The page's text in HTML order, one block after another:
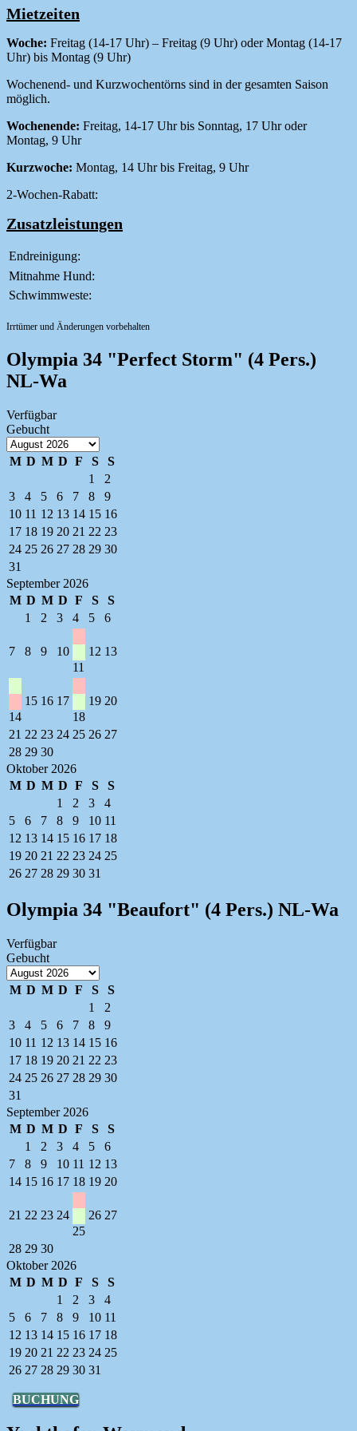
Mietzeiten
Woche: Freitag (14-17 Uhr) – Freitag (9 Uhr) oder Montag (14-17
Uhr) bis Montag (9 Uhr)
Wochenend- und Kurzwochentörns sind in der gesamten Saison
möglich.
Wochenende: Freitag, 14-17 Uhr bis Sonntag, 17 Uhr oder
Montag, 9 Uhr
Kurzwoche: Montag, 14 Uhr bis Freitag, 9 Uhr
2-Wochen-Rabatt:
Zusatzleistungen
Endreinigung:
Mitnahme Hund:
Schwimmweste:
Irrtümer und Änderungen vorbehalten
Olympia 34 "Perfect Storm" (4 Pers.)
NL-Wa
Verfügbar
Gebucht
M D M D F S
S
1
2
3
4 5 6 7 8
9
10 11 12 13 14 15 16
17 18 19 20 21 22 23
24 25 26 27 28 29 30
31
September 2026
M D M D F S
S
1
2 3 4 5 6
7 8 9
10
11
12 13
14
15 16 17
18
19 20
21 22 23 24 25 26 27
28 29 30
Oktober 2026
M D M D F S
S
1
2 3
4
5
6 7 8 9 10 11
12 13 14 15 16 17 18
19 20 21 22 23 24 25
26 27 28 29 30 31
Olympia 34 "Beaufort" (4 Pers.) NL-Wa
Verfügbar
Gebucht
M D M D F S
S
1
2
3
4 5 6 7 8
9
10 11 12 13 14 15 16
17 18 19 20 21 22 23
24 25 26 27 28 29 30
31
September 2026
M D M D F S
S
1
2 3 4 5
6
7
8 9 10 11 12 13
14 15 16 17 18 19 20
21 22 23 24
25
26 27
28 29 30
Oktober 2026
M D M D F S
S
1
2 3
4
5
6 7 8 9 10 11
12 13 14 15 16 17 18
19 20 21 22 23 24 25
26 27 28 29 30 31
BUCHUNG